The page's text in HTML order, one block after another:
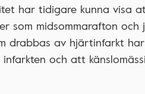
har tidigare kunna visa
som midsommarafton och
drabbas av hjärtinfarkt
och att